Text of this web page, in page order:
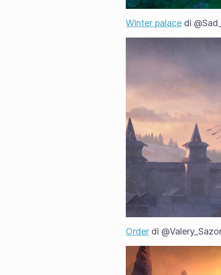
Winter palace di
Order di